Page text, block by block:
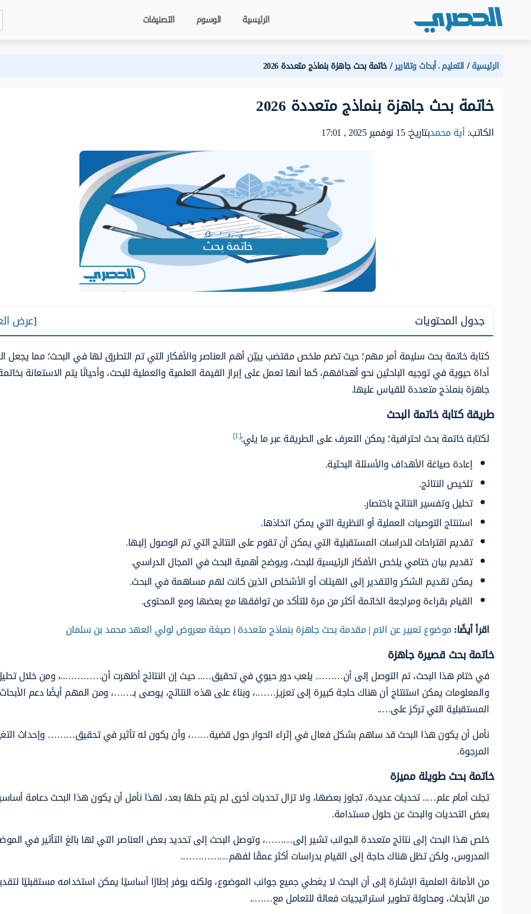
الرئيسية الوسوم التصنيفات
الرئيسية التعليم،أبحاث وتقارير خاتمة بحث جاهزة بنماذج متعددة 2026
خاتمة بحث جاهزة بنماذج متعددة 2026
الكاتب:أية محمدبتاريخ: 15 نوفمبر 2025 , 17:01
جدول المحتويات [عرض
كتابة خاتمة بحث سليمة أمر مهم؛ حيث تضم ملخص مقتضب يبيّن أهم العناصر والأفكار التي تم التطرق لها في البحث؛ مما يجعل
أداة حيوية في توجيه الباحثين نحو أهدافهم، كما أنها تعمل على إبراز القيمة العلمية والعملية للبحث، وأحيانًا يتم الاستعانة
جاهزة بنماذج متعددة للقياس عليها.
طريقة كتابة خاتمة البحث
لكتابة خاتمة بحث احترافية؛ يمكن التعرف على الطريقة عبر ما يلي:[1]
إعادة صياغة الأهداف والأسئلة البحثية.
تلخيص النتائج.
تحليل وتفسير النتائج باختصار.
استنتاج التوصيات العملية أو النظرية التي يمكن اتخاذها.
تقديم اقتراحات للدراسات المستقبلية التي يمكن أن تقوم على النتائج التي تم الوصول إليها.
تقديم بيان ختامي يلخص الأفكار الرئيسية للبحث، ويوضح أهمية البحث في المجال الدراسي.
يمكن تقديم الشكر والتقدير إلى الهيئات أو الأشخاص الذين كانت لهم مساهمة في البحث.
القيام بقراءة ومراجعة الخاتمة أكثر من مرة للتأكد من توافقها مع بعضها ومع المحتوى.
اقرأ أيضًا:موضوع تعبير عن الام|مقدمة بحث جاهزة بنماذج متعددة|صيغة معروض لولي العهد محمد بن سلمان
خاتمة بحث قصيرة جاهزة
في ختام هذا البحث، تم التوصل إلى أن……… يلعب دور حيوي في تحقيق….. حيث إن النتائج أظهرت أن…………..، ومن خلال تحليل
والمعلومات يمكن استنتاج أن هناك حاجة كبيرة إلى تعزيز…….، وبناءً على هذه النتائج، يوصى بـ……، ومن المهم أيضًا دعم الأبحاث
المستقبلية التي تركز على…..
نأمل أن يكون هذا البحث قد ساهم بشكل فعال في إثراء الحوار حول قضية……، وأن يكون له تأثير في تحقيق……… وإحداث
المرجوة.
خاتمة بحث طويلة مميزة
تجلت أمام علم….. تحديات عديدة، تجاوز بعضها، ولا تزال تحديات أخرى لم يتم حلها بعد، لهذا نأمل أن يكون هذا البحث دعامة
بعض التحديات والبحث عن حلول مستدامة.
خلص هذا البحث إلى نتائج متعددة الجوانب تشير إلى………، وتوصل البحث إلى تحديد بعض العناصر التي لها بالغ التأثير في
المدروس، ولكن تظل هناك حاجة إلى القيام بدراسات أكثر عمقًا لفهم…………….
من الأمانة العلمية الإشارة إلى أن البحث لا يغطي جميع جوانب الموضوع، ولكنه يوفر إطارًا أساسيًا يمكن استخدامه مستقبليًا
من الأبحاث، ومحاولة تطوير استراتيجيات فعالة للتعامل مع……..